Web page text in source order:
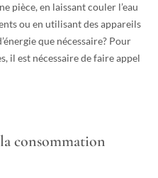
pièce, en laissant couler l’eau
ou en utilisant des appareils
que nécessaire? Pour
il est nécessaire de faire appel
consommation